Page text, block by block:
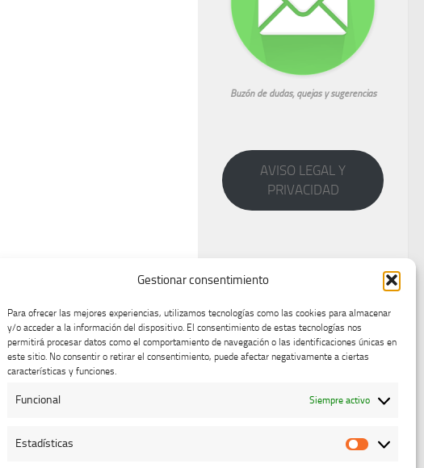
Gestionar consentimiento
Para ofrecer las mejores experiencias, utilizamos tecnologías como las cookies para almacenar
y/o acceder a la información del dispositivo. El consentimiento de estas tecnologías nos
permitirá procesar datos como el comportamiento de navegación o las identificaciones únicas en
este sitio. No consentir o retirar el consentimiento, puede afectar negativamente a ciertas
características y funciones.
Funcional Siempre activo
Estadísticas
Buzón de dudas, quejas y sugerencias
AVISO LEGAL Y
PRIVACIDAD